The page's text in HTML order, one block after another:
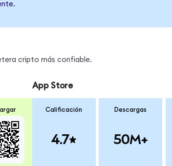
cripto más confiable.
App Store
Calificación
4.7
Descargas
50M+